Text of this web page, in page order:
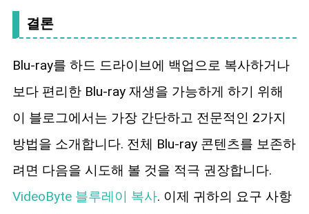
결론
Blu-ray를 하드 드라이브에 백업으로 복사하거나
보다 편리한 Blu-ray 재생을 가능하게 하기 위해
이 블로그에서는 가장 간단하고 전문적인 2가지
방법을 소개합니다. 전체 Blu-ray 콘텐츠를 보존하
려면 다음을 시도해 볼 것을 적극 권장합니다.
VideoByte 블루레이 복사. 이제 귀하의 요구 사항